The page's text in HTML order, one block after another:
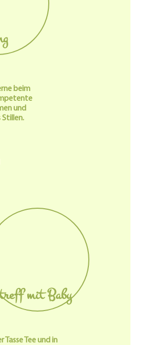
beim
und
Stillen.
mit Baby
Tasse Tee und in